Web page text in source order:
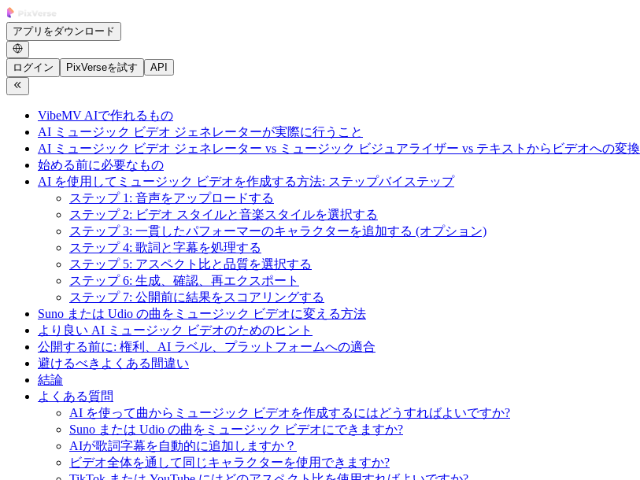
アプリをダウンロード
ログイン PixVerseを試す API
VibeMV AIで作れるもの
AI ミュージック ビデオ ジェネレーターが実際に行うこと
AI ミュージック ビデオ ジェネレーター vs ミュージック ビジュアライザー vs テキストからビデオへの変換
始める前に必要なもの
AI を使用してミュージック ビデオを作成する方法: ステップバイステップ
ステップ 1: 音声をアップロードする
ステップ 2: ビデオ スタイルと音楽スタイルを選択する
ステップ 3: 一貫したパフォーマーのキャラクターを追加する (オプション)
ステップ 4: 歌詞と字幕を処理する
ステップ 5: アスペクト比と品質を選択する
ステップ 6: 生成、確認、再エクスポート
ステップ 7: 公開前に結果をスコアリングする
Suno または Udio の曲をミュージック ビデオに変える方法
より良い AI ミュージック ビデオのためのヒント
公開する前に: 権利、AI ラベル、プラットフォームへの適合
避けるべきよくある間違い
結論
よくある質問
AI を使って曲からミュージック ビデオを作成するにはどうすればよいですか?
Suno または Udio の曲をミュージック ビデオにできますか?
AIが歌詞字幕を自動的に追加しますか？
ビデオ全体を通して同じキャラクターを使用できますか?